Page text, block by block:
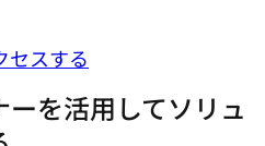
セスする
を活用してソリュ